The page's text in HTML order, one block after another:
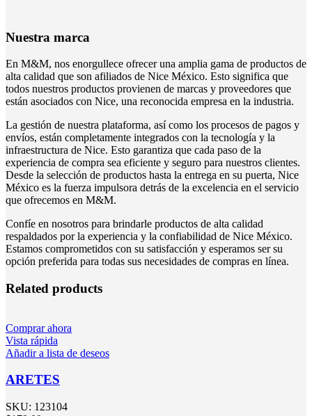
Nuestra marca
En M&M, nos enorgullece ofrecer una amplia gama de productos de
alta calidad que son afiliados de Nice México. Esto significa que
todos nuestros productos provienen de marcas y proveedores que
están asociados con Nice, una reconocida empresa en la industria.
La gestión de nuestra plataforma, así como los procesos de pagos y
envíos, están completamente integrados con la tecnología y la
infraestructura de Nice. Esto garantiza que cada paso de la
experiencia de compra sea eficiente y seguro para nuestros clientes.
Desde la selección de productos hasta la entrega en su puerta, Nice
México es la fuerza impulsora detrás de la excelencia en el servicio
que ofrecemos en M&M.
Confíe en nosotros para brindarle productos de alta calidad
respaldados por la experiencia y la confiabilidad de Nice México.
Estamos comprometidos con su satisfacción y esperamos ser su
opción preferida para todas sus necesidades de compras en línea.
Related products
Comprar ahora
Vista rápida
Añadir a lista de deseos
ARETES
SKU: 123104